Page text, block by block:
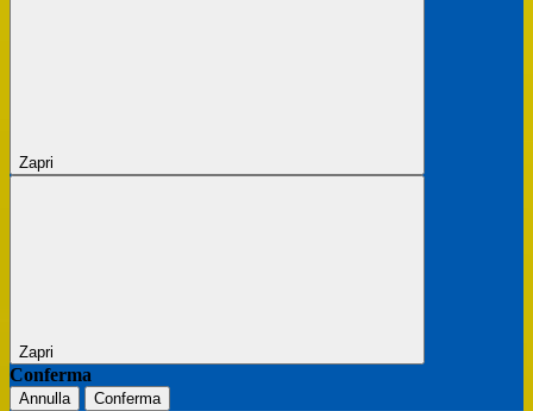
Zapri
Zapri
Conferma
Annulla Conferma